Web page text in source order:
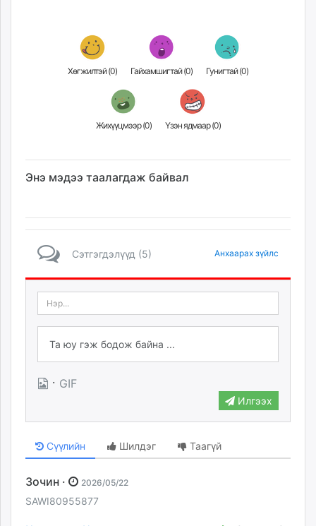
Хөгжилтэй (0) Гайхамшигтай (0) Гунигтай (0)
Жихүүцмээр (0) Үзэн ядмаар (0)
Энэ мэдээ таалагдаж байвал
Сэтгэгдэлүүд (5) Анхаарах зүйлс
· GIF
Илгээх
Сүүлийн Шилдэг Таагүй
Зочин · 2026/05/22
SAWI80955877